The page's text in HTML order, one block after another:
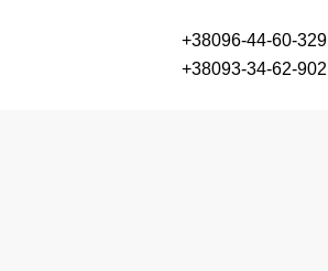
+38096-44-60-329
+38093-34-62-902